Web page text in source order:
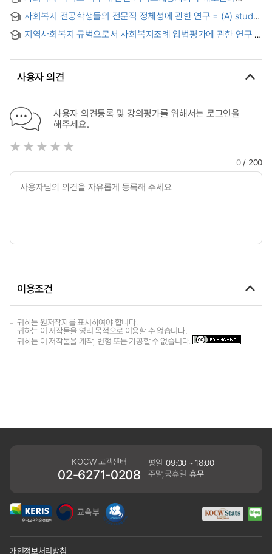
사회복지 전공학생들의 전문직 정체성에 관한 연구 = (A) study
students in social welfare program
지역사회복지 규범으로서 사회복지조례 입법평가에 관한 연구 :
사용자 의견
사용자 의견등록 및 강의평가를 위해서는 로그인을
해주세요.
0/ 200
이용조건
귀하는 원저작자를 표시하여야 합니다.
귀하는 이 저작물을 영리 목적으로 이용할 수 없습니다.
귀하는 이 저작물을 개작, 변형 또는 가공할 수 없습니다.
KOCW 고객센터
02-6271-0208
평일 09:00 ~ 18:00
주말,공휴일 휴무
개인정보처리방침